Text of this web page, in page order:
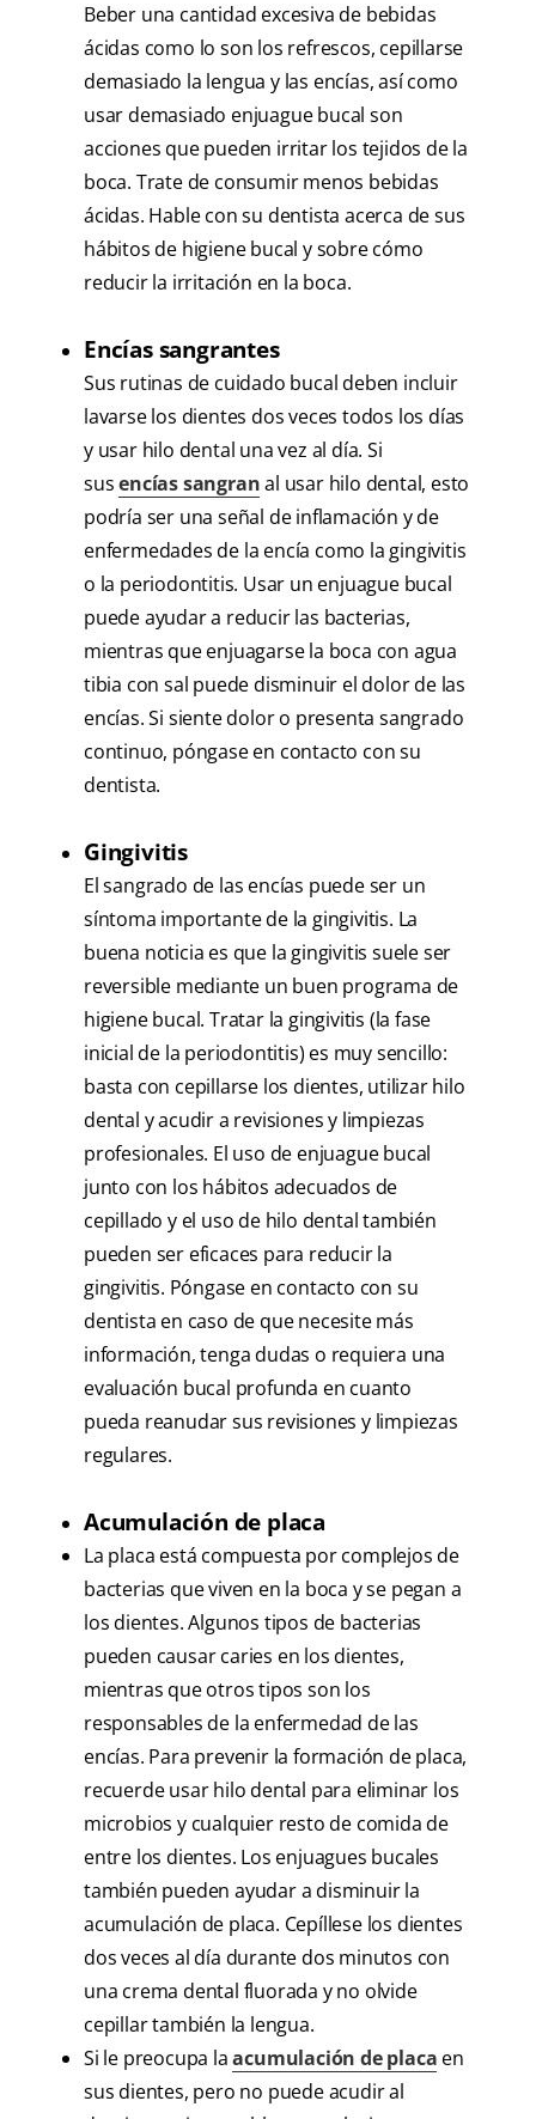
Beber una cantidad excesiva de bebidas
ácidas como lo son los refrescos, cepillarse
demasiado la lengua y las encías, así como
usar demasiado enjuague bucal son
acciones que pueden irritar los tejidos de la
boca. Trate de consumir menos bebidas
ácidas. Hable con su dentista acerca de sus
hábitos de higiene bucal y sobre cómo
reducir la irritación en la boca.
Encías sangrantes
Sus rutinas de cuidado bucal deben incluir
lavarse los dientes dos veces todos los días
y usar hilo dental una vez al día. Si
susencías sangranal usar hilo dental, esto
podría ser una señal de inflamación y de
enfermedades de la encía como la gingivitis
o la periodontitis. Usar un enjuague bucal
puede ayudar a reducir las bacterias,
mientras que enjuagarse la boca con agua
tibia con sal puede disminuir el dolor de las
encías. Si siente dolor o presenta sangrado
continuo, póngase en contacto con su
dentista.
Gingivitis
El sangrado de las encías puede ser un
síntoma importante de la gingivitis. La
buena noticia es que la gingivitis suele ser
reversible mediante un buen programa de
higiene bucal. Tratar la gingivitis (la fase
inicial de la periodontitis) es muy sencillo:
basta con cepillarse los dientes, utilizar hilo
dental y acudir a revisiones y limpiezas
profesionales. El uso de enjuague bucal
junto con los hábitos adecuados de
cepillado y el uso de hilo dental también
pueden ser eficaces para reducir la
gingivitis. Póngase en contacto con su
dentista en caso de que necesite más
información, tenga dudas o requiera una
evaluación bucal profunda en cuanto
pueda reanudar sus revisiones y limpiezas
regulares.
Acumulación de placa
La placa está compuesta por complejos de
bacterias que viven en la boca y se pegan a
los dientes. Algunos tipos de bacterias
pueden causar caries en los dientes,
mientras que otros tipos son los
responsables de la enfermedad de las
encías. Para prevenir la formación de placa,
recuerde usar hilo dental para eliminar los
microbios y cualquier resto de comida de
entre los dientes. Los enjuagues bucales
también pueden ayudar a disminuir la
acumulación de placa. Cepíllese los dientes
dos veces al día durante dos minutos con
una crema dental fluorada y no olvide
cepillar también la lengua.
Si le preocupa laacumulación de placa en
sus dientes, pero no puede acudir al